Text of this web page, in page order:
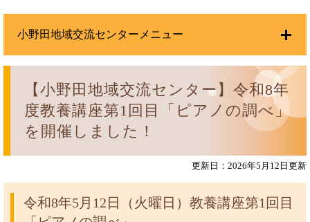
【小野田地域交流センター】令和8年
度教養講座第1回目「ピアノの調べ」
を開催しました！
更新日：2026年5月12日更新
令和8年5月12日（火曜日）教養講座第1回目
小野田地域交流センターメニュー